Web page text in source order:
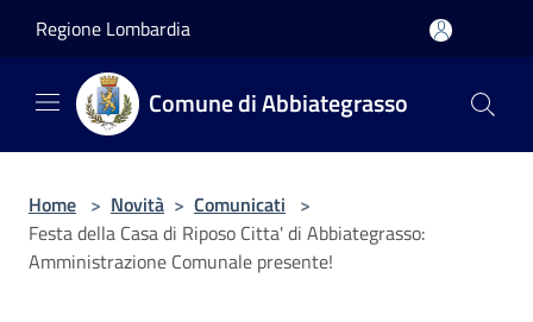
Regione Lombardia
Comune di Abbiategrasso
Home > Novità > Comunicati >
Festa della Casa di Riposo Citta' di Abbiategrasso:
Amministrazione Comunale presente!